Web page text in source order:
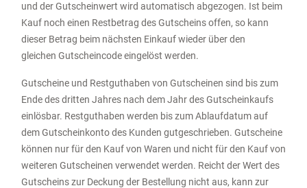
und der Gutscheinwert wird automatisch abgezogen. Ist beim
Kauf noch einen Restbetrag des Gutscheins offen, so kann
dieser Betrag beim nächsten Einkauf wieder über den
gleichen Gutscheincode eingelöst werden.
Gutscheine und Restguthaben von Gutscheinen sind bis zum
Ende des dritten Jahres nach dem Jahr des Gutscheinkaufs
einlösbar. Restguthaben werden bis zum Ablaufdatum auf
dem Gutscheinkonto des Kunden gutgeschrieben. Gutscheine
können nur für den Kauf von Waren und nicht für den Kauf von
weiteren Gutscheinen verwendet werden. Reicht der Wert des
Gutscheins zur Deckung der Bestellung nicht aus, kann zur